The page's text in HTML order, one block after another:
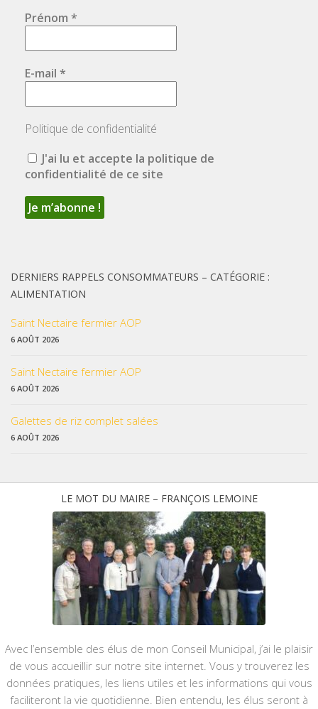
Prénom *
E-mail *
Politique de confidentialité
J'ai lu et accepte la politique de
confidentialité de ce site
DERNIERS RAPPELS CONSOMMATEURS – CATÉGORIE :
ALIMENTATION
Saint Nectaire fermier AOP
6 AOÛT 2026
Saint Nectaire fermier AOP
6 AOÛT 2026
Galettes de riz complet salées
6 AOÛT 2026
LE MOT DU MAIRE – FRANÇOIS LEMOINE
Avec l’ensemble des élus de mon Conseil Municipal, j’ai le plaisir
de vous accueillir sur notre site internet. Vous y trouverez les
données pratiques, les liens utiles et les informations qui vous
faciliteront la vie quotidienne. Bien entendu, les élus seront à